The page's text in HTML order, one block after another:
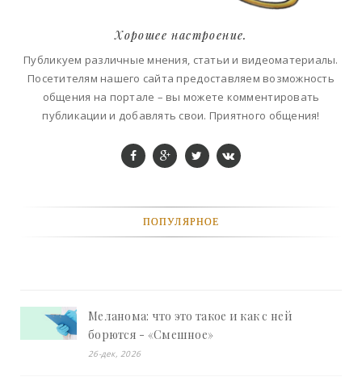
Хорошее настроение.
Публикуем различные мнения, статьи и видеоматериалы.
Посетителям нашего сайта предоставляем возможность
общения на портале – вы можете комментировать
публикации и добавлять свои. Приятного общения!
ПОПУЛЯРНОЕ
Меланома: что это такое и как с ней
борются - «Смешное»
26-дек, 2026